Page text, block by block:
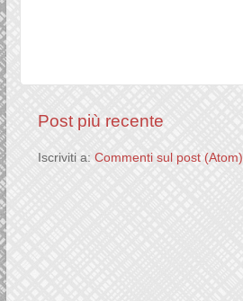
Post più recente
Iscriviti a: Commenti sul post (Atom)